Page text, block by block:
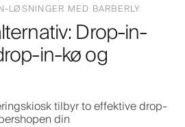
LØSNINGER MED BARBERLY
Drop-in-
in-kø og
tilbyr to effektive drop-
din